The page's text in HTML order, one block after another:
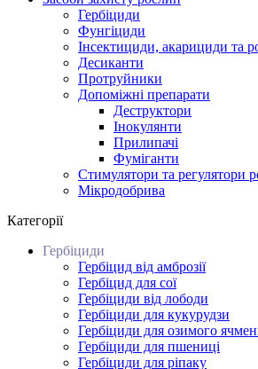
Гербіциди
Фунгіциди
Інсектициди, акарициди та
Десиканти
Протруйники
Допоміжні препарати
Деструктори
Інокулянти
Прилипачі
Фуміганти
Стимулятори та регулятори
Мікродобрива
Категорії
Гербіциди
Гербіцид від амброзії
Гербіцид для сої
Гербіциди від лободи
Гербіциди для кукурудзи
Гербіциди для озимого
Гербіциди для пшениці
Гербіциди для ріпаку